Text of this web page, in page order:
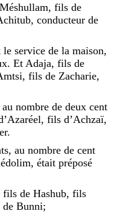
Méshullam, fils de
, conducteur de
le service de la maison,
. Et Adaja, fils de
, fils de Zacharie,
au nombre de deux cent
, fils d’Achzaï,
.
, au nombre de cent
, était préposé
fils de Hashub, fils
de Bunni;